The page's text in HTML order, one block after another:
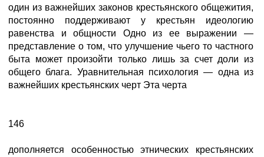
один из важнейших законов крестьянского общежития,
постоянно поддерживают у крестьян идеологию
равенства и общности Одно из ее выражении —
представление о том, что улучшение чьего то частного
быта может произойти только лишь за счет доли из
общего блага. Уравнительная психология — одна из
важнейших крестьянских черт Эта черта
146
дополняется особенностью этнических крестьянских